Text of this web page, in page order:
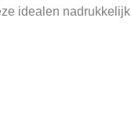
idealen nadrukkelijk